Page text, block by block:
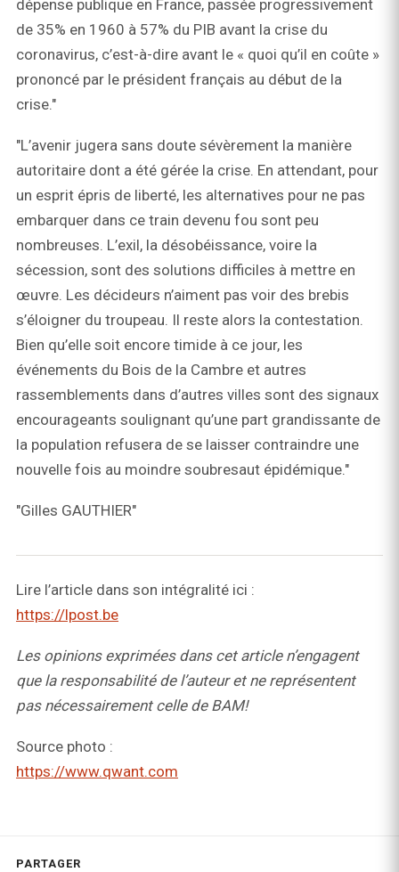
dépense publique en France, passée progressivement
de 35% en 1960 à 57% du PIB avant la crise du
coronavirus, c’est-à-dire avant le « quoi qu’il en coûte »
prononcé par le président français au début de la
crise."
"L’avenir jugera sans doute sévèrement la manière
autoritaire dont a été gérée la crise. En attendant, pour
un esprit épris de liberté, les alternatives pour ne pas
embarquer dans ce train devenu fou sont peu
nombreuses. L’exil, la désobéissance, voire la
sécession, sont des solutions difficiles à mettre en
œuvre. Les décideurs n’aiment pas voir des brebis
s’éloigner du troupeau. Il reste alors la contestation.
Bien qu’elle soit encore timide à ce jour, les
événements du Bois de la Cambre et autres
rassemblements dans d’autres villes sont des signaux
encourageants soulignant qu’une part grandissante de
la population refusera de se laisser contraindre une
nouvelle fois au moindre soubresaut épidémique."
"Gilles GAUTHIER"
Lire l’article dans son intégralité ici :
https://lpost.be
Les opinions exprimées dans cet article n’engagent
que la responsabilité de l’auteur et ne représentent
pas nécessairement celle de BAM!
Source photo :
https://www.qwant.com
PARTAGER